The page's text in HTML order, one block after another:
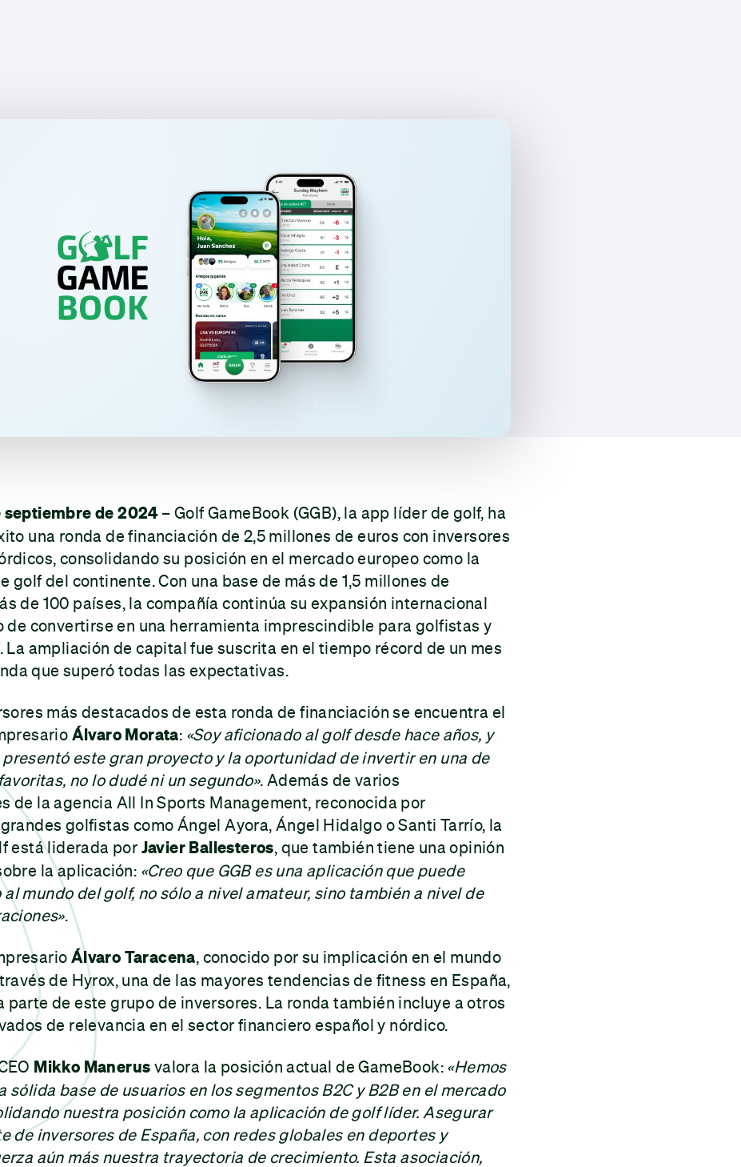
septiembre de 2024– Golf GameBook (GGB), la app líder de golf, ha
una ronda de financiación de 2,5 millones de euros con inversores
consolidando su posición en el mercado europeo como la
golf del continente. Con una base de más de 1,5 millones de
de 100 países, la compañía continúa su expansión internacional
de convertirse en una herramienta imprescindible para golfistas y
La ampliación de capital fue suscrita en el tiempo récord de un mes
que superó todas las expectativas.
más destacados de esta ronda de financiación se encuentra el
Álvaro Morata: «Soy aficionado al golf desde hace años, y
este gran proyecto y la oportunidad de invertir en una de
no lo dudé ni un segundo». Además de varios
de la agencia All In Sports Management, reconocida por
golfistas como Ángel Ayora, Ángel Hidalgo o Santi Tarrío, la
está liderada por Javier Ballesteros , que también tiene una opinión
la aplicación: «Creo que GGB es una aplicación que puede
mundo del golf, no sólo a nivel amateur, sino también a nivel de
.
Álvaro Taracena , conocido por su implicación en el mundo
de Hyrox, una de las mayores tendencias de fitness en España,
parte de este grupo de inversores. La ronda también incluye a otros
de relevancia en el sector financiero español y nórdico.
Mikko Manerus valora la posición actual de GameBook: «Hemos
sólida base de usuarios en los segmentos B2C y B2B en el mercado
nuestra posición como la aplicación de golf líder. Asegurar
de inversores de España, con redes globales en deportes y
aún más nuestra trayectoria de crecimiento. Esta asociación,